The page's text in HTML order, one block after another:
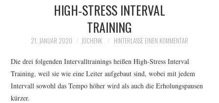
STABILITÄT
LAUF-ABC
ERGEBNISSE
LAUFTREFF HAHNHEIM
HIGH-STRESS INTERVAL
TRAINING
21. JANUAR 2020 JOCHENK HINTERLASSE EINEN KOMMENTAR
Die drei folgenden Intervalltrainings heißen High-Stress Interval
Training, weil sie wie eine Leiter aufgebaut sind, wobei mit jedem
Intervall sowohl das Tempo höher wird als auch die Erholungspausen
kürzer.